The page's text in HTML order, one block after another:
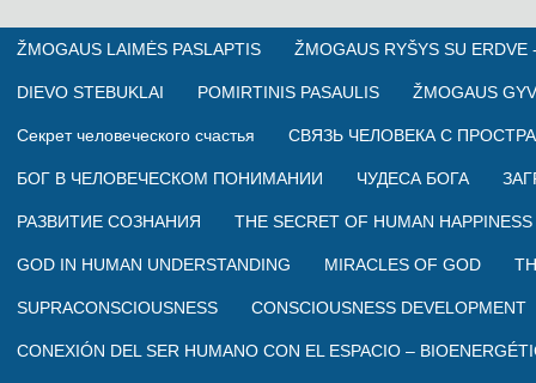
ŽMOGAUS LAIMĖS PASLAPTIS ŽMOGAUS RYŠYS SU
DIEVO STEBUKLAI POMIRTINIS PASAULIS ŽMOGAUS
Секрет человеческого счастья СВЯЗЬ ЧЕЛОВЕКА С
БОГ В ЧЕЛОВЕЧЕСКОМ ПОНИМАНИИ ЧУДЕСА БОГА
РАЗВИТИЕ СОЗНАНИЯ THE SECRET OF HUMAN HAPPINESS
GOD IN HUMAN UNDERSTANDING MIRACLES OF GOD
SUPRACONSCIOUSNESS CONSCIOUSNESS DEVELOPMENT
CONEXIÓN DEL SER HUMANO CON EL ESPACIO –